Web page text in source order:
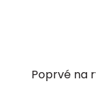
Poprvé na